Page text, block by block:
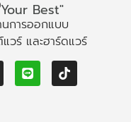
Best"
การออกแบบ
วร์ และฮาร์ดแวร์